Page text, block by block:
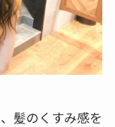
髪のくすみ感を